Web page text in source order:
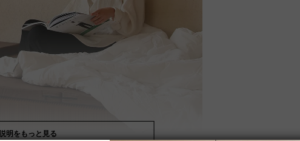
明をもっと見る